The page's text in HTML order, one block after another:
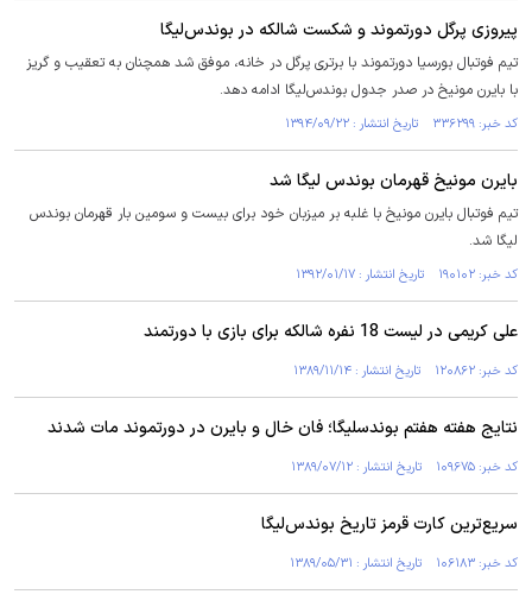
پیروزی پرگل دورتموند و شکست شالکه در بوندس‌لیگا
تیم فوتبال بورسیا دورتموند با برتری پرگل در خانه، موفق شد همچنان به تعقیب و گریز
با بایرن مونیخ در صدر جدول بوندس‌لیگا ادامه دهد.
کد خبر: ۳۳۶۲۹۹ تاریخ انتشار : ۱۳۹۴/۰۹/۲۲
بایرن مونیخ قهرمان بوندس لیگا شد
تیم فوتبال بایرن مونیخ با غلبه بر میزبان خود برای بیست و سومین بار قهرمان بوندس
لیگا شد.
کد خبر: ۱۹۰۱۰۲ تاریخ انتشار : ۱۳۹۲/۰۱/۱۷
علی کریمی در لیست 18 نفره شالکه برای بازی با دورتمند
کد خبر: ۱۲۰۸۶۲ تاریخ انتشار : ۱۳۸۹/۱۱/۱۴
نتایج هفته هفتم بوندسليگا؛ فان خال و بايرن در دورتموند مات شدند
کد خبر: ۱۰۹۶۷۵ تاریخ انتشار : ۱۳۸۹/۰۷/۱۲
سریع‌ترین کارت قرمز تاریخ بوندس‌لیگا
کد خبر: ۱۰۶۱۸۳ تاریخ انتشار : ۱۳۸۹/۰۵/۳۱